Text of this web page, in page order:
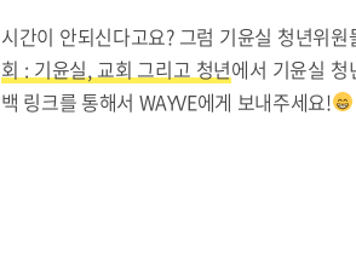
시간이 안되신다고요? 그럼 기윤실 청년위
회 : 기윤실, 교회 그리고 청년에서 기윤실
백 링크를 통해서 WAYVE에게 보내주세요!